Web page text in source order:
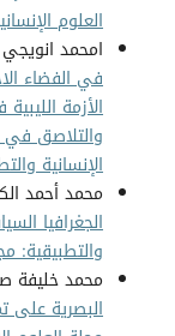
العلوم الإنسانية
امحمد
في الفضاء
الأزمة
والتلاصق في
الإنسانية
محمد أحمد
الجغرافيا
والتطبيقية: مجلد 6 عدد
محمد خليفة
البصرية على